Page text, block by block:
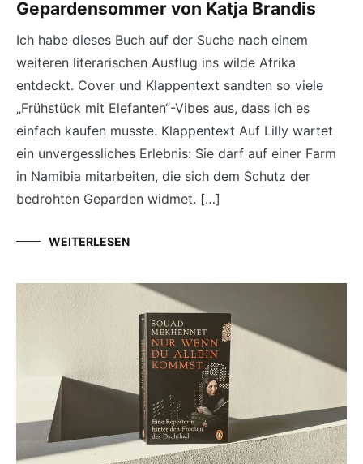
Gepardensommer von Katja Brandis
Ich habe dieses Buch auf der Suche nach einem
weiteren literarischen Ausflug ins wilde Afrika
entdeckt. Cover und Klappentext sandten so viele
„Frühstück mit Elefanten“-Vibes aus, dass ich es
einfach kaufen musste. Klappentext Auf Lilly wartet
ein unvergessliches Erlebnis: Sie darf auf einer Farm
in Namibia mitarbeiten, die sich dem Schutz der
bedrohten Geparden widmet. […]
WEITERLESEN